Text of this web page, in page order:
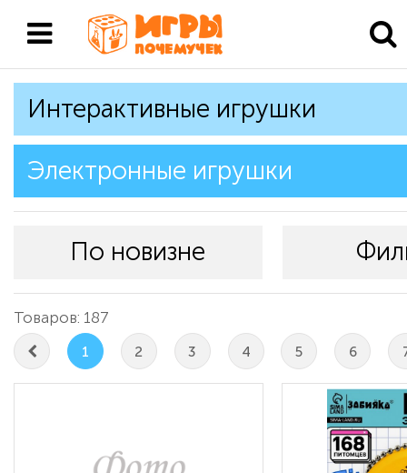
Интерактивные игрушки
Электронные игрушки
По новизне
Товаров: 187
1 2 3 4 5 6